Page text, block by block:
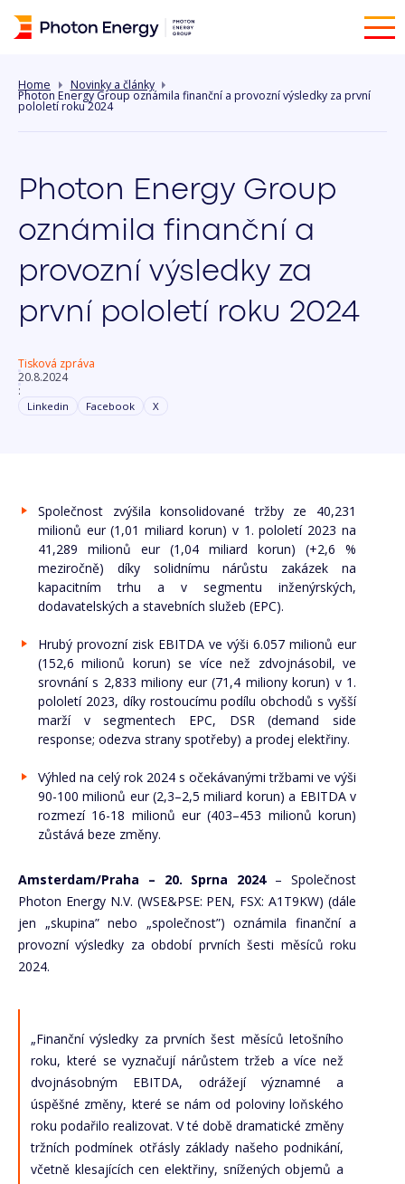
Home Novinky a články
Photon Energy Group oznámila finanční a provozní výsledky za první
pololetí roku 2024
Photon Energy Group
oznámila finanční a
provozní výsledky za
první pololetí roku 2024
Tisková zpráva
20.8.2024
:
Linkedin Facebook X
Společnost zvýšila konsolidované tržby ze 40,231
milionů eur (1,01 miliard korun) v 1. pololetí 2023 na
41,289 milionů eur (1,04 miliard korun) (+2,6 %
meziročně) díky solidnímu nárůstu zakázek na
kapacitním trhu a v segmentu inženýrských,
dodavatelských a stavebních služeb (EPC).
Hrubý provozní zisk EBITDA ve výši 6.057 milionů eur
(152,6 milionů korun) se více než zdvojnásobil, ve
srovnání s 2,833 miliony eur (71,4 miliony korun) v 1.
pololetí 2023, díky rostoucímu podílu obchodů s vyšší
marží v segmentech EPC, DSR (demand side
response; odezva strany spotřeby) a prodej elektřiny.
Výhled na celý rok 2024 s očekávanými tržbami ve výši
90-100 milionů eur (2,3–2,5 miliard korun) a EBITDA v
rozmezí 16-18 milionů eur (403–453 milionů korun)
zůstává beze změny.
Amsterdam/Praha – 20. Sprna 2024– Společnost
Photon Energy N.V. (WSE&PSE: PEN, FSX: A1T9KW) (dále
jen „skupina” nebo „společnost”) oznámila finanční a
provozní výsledky za období prvních šesti měsíců roku
2024.
„Finanční výsledky za prvních šest měsíců letošního
roku, které se vyznačují nárůstem tržeb a více než
dvojnásobným EBITDA, odrážejí významné a
úspěšné změny, které se nám od poloviny loňského
roku podařilo realizovat. V té době dramatické změny
tržních podmínek otřásly základy našeho podnikání,
včetně klesajících cen elektřiny, snížených objemů a